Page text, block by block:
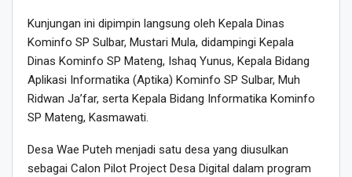
Kunjungan ini dipimpin langsung oleh Kepala Dinas
Kominfo SP Sulbar, Mustari Mula, didampingi Kepala
Dinas Kominfo SP Mateng, Ishaq Yunus, Kepala Bidang
Aplikasi Informatika (Aptika) Kominfo SP Sulbar, Muh
Ridwan Ja’far, serta Kepala Bidang Informatika Kominfo
SP Mateng, Kasmawati.
Desa Wae Puteh menjadi satu desa yang diusulkan
sebagai Calon Pilot Project Desa Digital dalam program